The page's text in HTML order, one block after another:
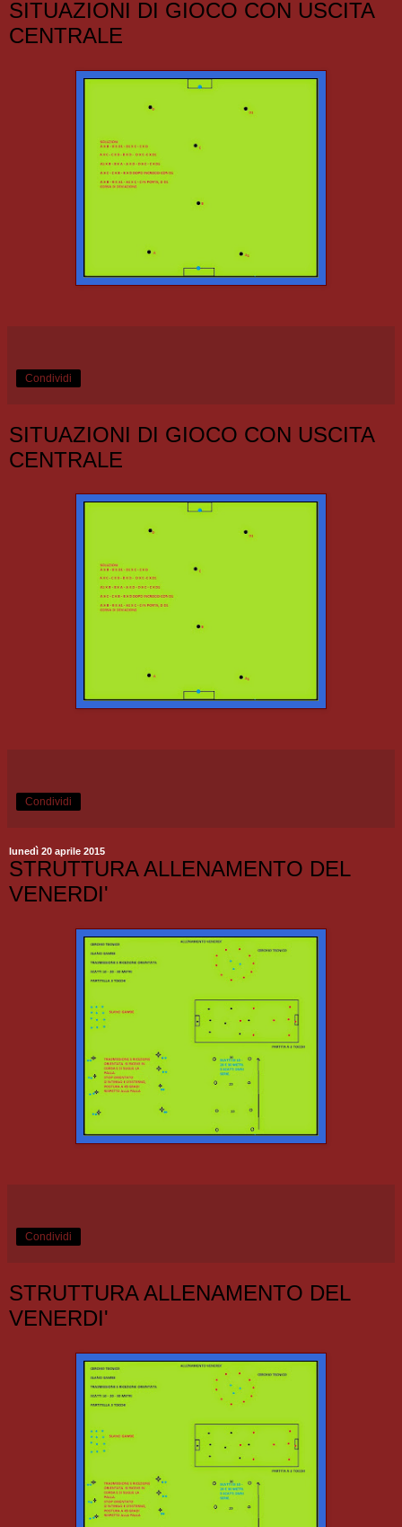
SITUAZIONI DI GIOCO CON USCITA
CENTRALE
Condividi
SITUAZIONI DI GIOCO CON USCITA
CENTRALE
Condividi
lunedì 20 aprile 2015
STRUTTURA ALLENAMENTO DEL
VENERDI'
Condividi
STRUTTURA ALLENAMENTO DEL
VENERDI'